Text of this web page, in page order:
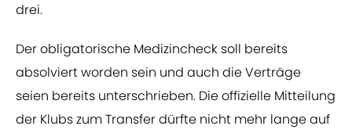
drei.
Der obligatorische Medizincheck soll bereits
absolviert worden sein und auch die Verträge
seien bereits unterschrieben. Die offizielle Mitteilung
der Klubs zum Transfer dürfte nicht mehr lange auf